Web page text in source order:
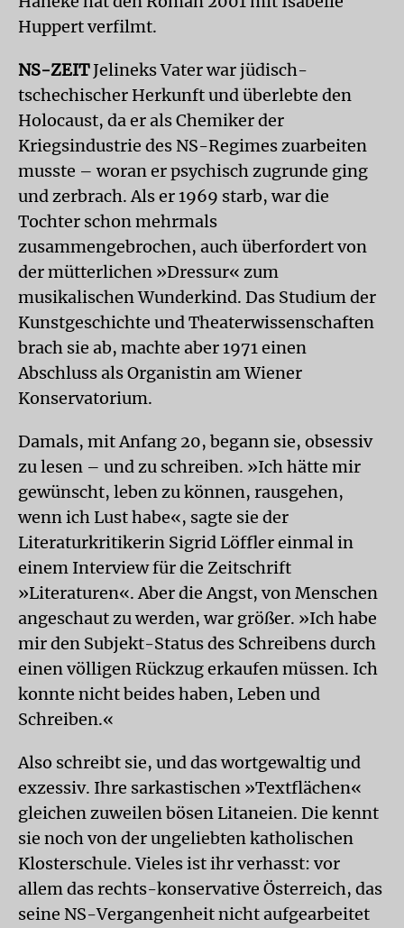
Huppert verfilmt.
NS-ZEITJelineks Vater war jüdisch-
tschechischer Herkunft und überlebte den
Holocaust, da er als Chemiker der
Kriegsindustrie des NS-Regimes zuarbeiten
musste – woran er psychisch zugrunde ging
und zerbrach. Als er 1969 starb, war die
Tochter schon mehrmals
zusammengebrochen, auch überfordert von
der mütterlichen »Dressur« zum
musikalischen Wunderkind. Das Studium der
Kunstgeschichte und Theaterwissenschaften
brach sie ab, machte aber 1971 einen
Abschluss als Organistin am Wiener
Konservatorium.
Damals, mit Anfang 20, begann sie, obsessiv
zu lesen – und zu schreiben. »Ich hätte mir
gewünscht, leben zu können, rausgehen,
wenn ich Lust habe«, sagte sie der
Literaturkritikerin Sigrid Löffler einmal in
einem Interview für die Zeitschrift
»Literaturen«. Aber die Angst, von Menschen
angeschaut zu werden, war größer. »Ich habe
mir den Subjekt-Status des Schreibens durch
einen völligen Rückzug erkaufen müssen. Ich
konnte nicht beides haben, Leben und
Schreiben.«
Also schreibt sie, und das wortgewaltig und
exzessiv. Ihre sarkastischen »Textflächen«
gleichen zuweilen bösen Litaneien. Die kennt
sie noch von der ungeliebten katholischen
Klosterschule. Vieles ist ihr verhasst: vor
allem das rechts-konservative Österreich, das
seine NS-Vergangenheit nicht aufgearbeitet